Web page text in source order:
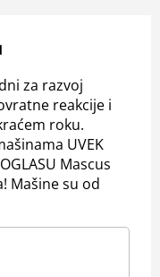
za razvoj
reakcije i
roku.
UVEK
Mascus
Mašine su od